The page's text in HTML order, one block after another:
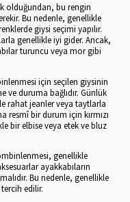
olduğundan, bu rengin
Bu nedenle, genellikle
giysi seçimi yapılır.
genellikle iyi gider. Ancak,
turuncu veya mor gibi
için seçilen giysinin
ve duruma bağlıdır. Günlük
rahat jeanler veya taytlarla
resmî bir durum için kırmızı
bir elbise veya etek ve bluz
genellikle
ayakkabıların
Bu nedenle, genellikle
edilir.